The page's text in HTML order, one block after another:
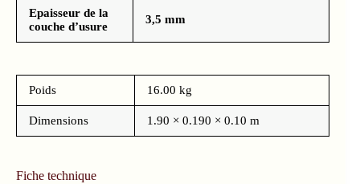
Epaisseur de la
couche d’usure
3,5 mm
Poids 16.00 kg
Dimensions 1.90 × 0.190 × 0.10 m
Fiche technique